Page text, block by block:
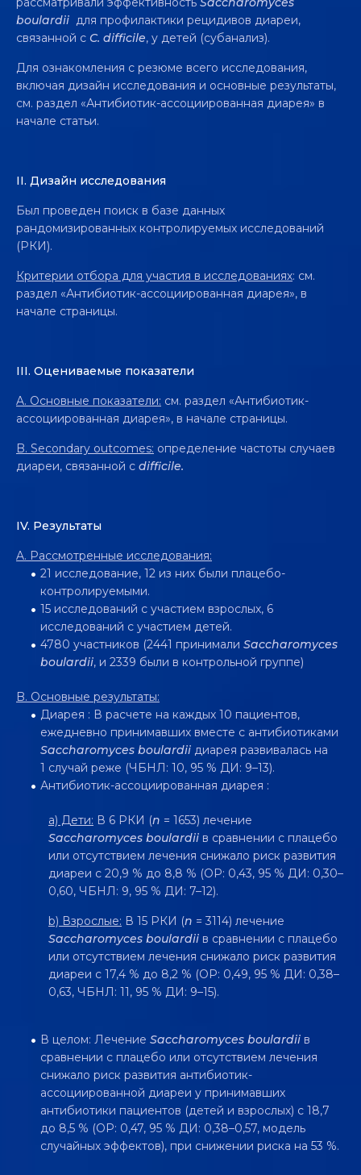
boulardii для профилактики рецидивов диареи,
связанной с C. difficile, у детей (субанализ).
Для ознакомления с резюме всего исследования,
включая дизайн исследования и основные результаты,
см. раздел «Антибиотик-ассоциированная диарея» в
начале статьи.
II. Дизайн исследования
Был проведен поиск в базе данных
рандомизированных контролируемых исследований
(РКИ).
Критерии отбора для участия в исследованиях: см.
раздел «Антибиотик-ассоциированная диарея», в
начале страницы.
III. Oцениваемые показатели
A. Основные показатели: см. раздел «Антибиотик-
ассоциированная диарея», в начале страницы.
B. Secondary outcomes: определение частоты случаев
диареи, связанной с difficile.
IV. Pезультаты
A. Рассмотренные исследования:
21 исследование, 12 из них были плацебо-
контролируемыми.
15 исследований с участием взрослых, 6
исследований с участием детей.
4780 участников (2441 принимали Saccharomyces
boulardii, и 2339 были в контрольной группе)
B. Основные результаты:
Диарея : В расчете на каждых 10 пациентов,
ежедневно принимавших вместе с антибиотиками
Saccharomyces boulardii диарея развивалась на
1 случай реже (ЧБНЛ: 10, 95 % ДИ: 9–13).
Антибиотик-ассоциированная диарея :
a) Дети: В 6 РКИ (n = 1653) лечение
Saccharomyces boulardii в сравнении с плацебо
или отсутствием лечения снижало риск развития
диареи с 20,9 % до 8,8 % (ОР: 0,43, 95 % ДИ: 0,30–
0,60, ЧБНЛ: 9, 95 % ДИ: 7–12).
b) Взрослые: В 15 РКИ (n = 3114) лечение
Saccharomyces boulardii в сравнении с плацебо
или отсутствием лечения снижало риск развития
диареи с 17,4 % до 8,2 % (ОР: 0,49, 95 % ДИ: 0,38–
0,63, ЧБНЛ: 11, 95 % ДИ: 9–15).
В целом: Лечение Saccharomyces boulardii в
сравнении с плацебо или отсутствием лечения
снижало риск развития антибиотик-
ассоциированной диареи у принимавших
антибиотики пациентов (детей и взрослых) с 18,7
до 8,5 % (ОР: 0,47, 95 % ДИ: 0,38–0,57, модель
случайных эффектов), при снижении риска на 53 %.